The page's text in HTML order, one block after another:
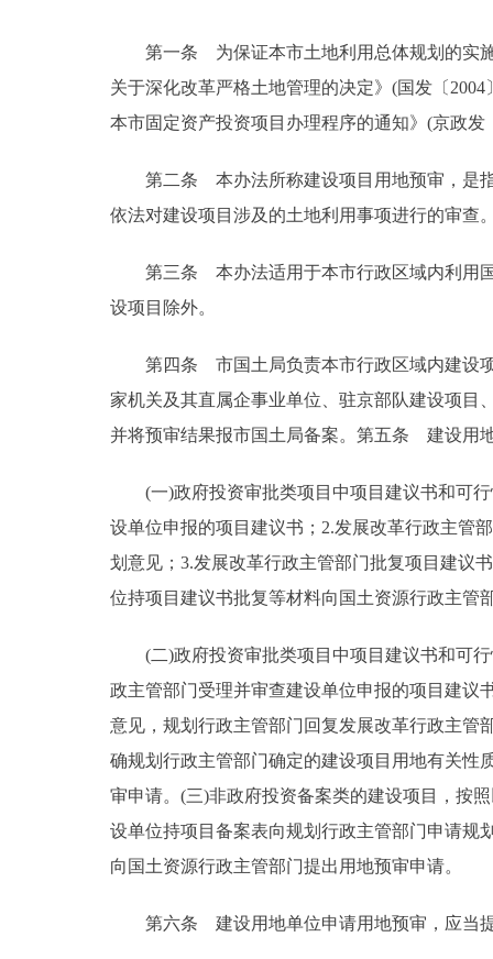
12345网上接诉即办
走进北京
北京概况
多语种
ENGLISH
ESPAÑOL
第一条 为保证本市土地利用总体规划的实施
关于深化改革严格土地管理的决定》(国发〔
本市固定资产投资项目办理程序的通知》(京政
第二条 本办法所称建设项目用地预审，是指
依法对建设项目涉及的土地利用事项进行的审查
第三条 本办法适用于本市行政区域内利用国
设项目除外。
第四条 市国土局负责本市行政区域内建设项
家机关及其直属企事业单位、驻京部队建设项目
并将预审结果报市国土局备案。第五条 建设用
(一)政府投资审批类项目中项目建议书和可行
设单位申报的项目建议书；2.发展改革行政主管
划意见；3.发展改革行政主管部门批复项目建议
位持项目建议书批复等材料向国土资源行政主管
(二)政府投资审批类项目中项目建议书和可行
政主管部门受理并审查建设单位申报的项目建议
意见，规划行政主管部门回复发展改革行政主管
确规划行政主管部门确定的建设项目用地有关性
审申请。(三)非政府投资备案类的建设项目，按
设单位持项目备案表向规划行政主管部门申请规
向国土资源行政主管部门提出用地预审申请。
第六条 建设用地单位申请用地预审，应当